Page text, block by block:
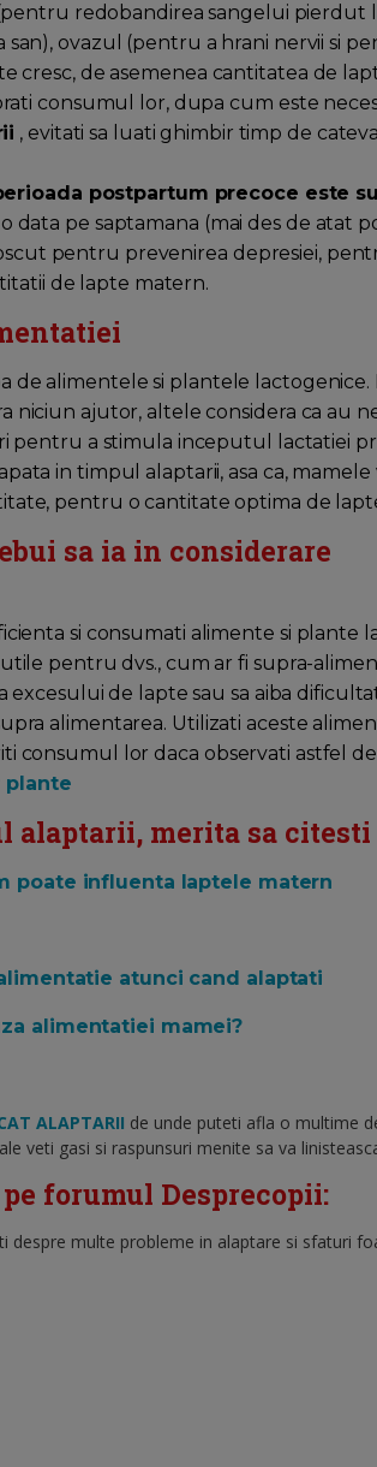
redobandirea sangelui pierdut
ovazul (pentru a hrani nervii si
cresc, de asemenea cantitatea de
consumul lor, dupa cum este
, evitati sa luati ghimbir timp de cateva
postpartum precoce este
data pe saptamana (mai des de atat
pentru prevenirea depresiei,
de lapte matern.
de alimentele si plantele lactogenice.
ajutor, altele considera ca au
pentru a stimula inceputul lactatiei
in timpul alaptarii, asa ca, mamele
pentru o cantitate optima de
sa ia in considerare
si consumati alimente si plante
pentru dvs., cum ar fi supra-
excesului de lapte sau sa aiba
alimentarea. Utilizati aceste
consumul lor daca observati astfel de
plante
alaptarii, merita sa citesti
poate influenta laptele matern
atunci cand alaptati
alimentatiei mamei?
ALAPTARII de unde puteti afla o multime
veti gasi si raspunsuri menite sa va
forumul Desprecopii:
despre multe probleme in alaptare si sfaturi